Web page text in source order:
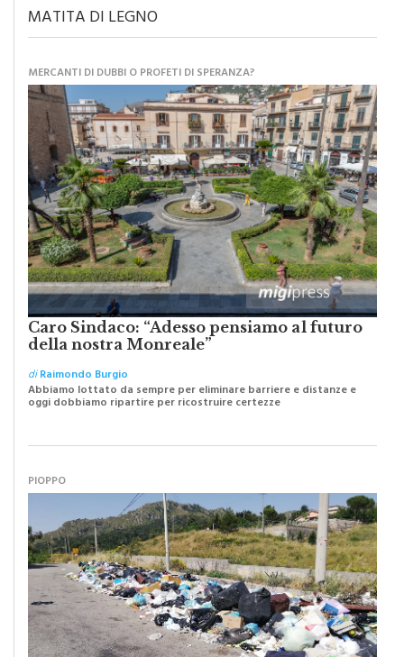
Caro Sindaco: “Adesso pensiamo al futuro
della nostra Monreale”
diRaimondo Burgio
Abbiamo lottato da sempre per eliminare barriere e distanze e
oggi dobbiamo ripartire per ricostruire certezze